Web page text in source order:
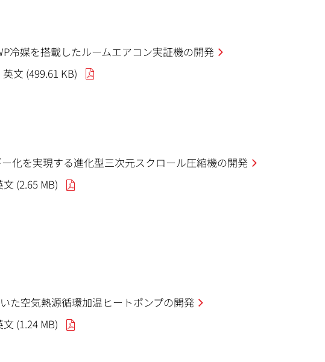
冷媒を搭載したルームエアコン実証機の開発
英文 (499.61 KB)
化を実現する進化型三次元スクロール圧縮機の開発
文 (2.65 MB)
た空気熱源循環加温ヒートポンプの開発
文 (1.24 MB)